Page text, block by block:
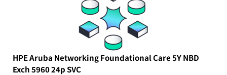
HPE Aruba Networking Foundational Care 5Y NBD
Exch 5960 24p SVC